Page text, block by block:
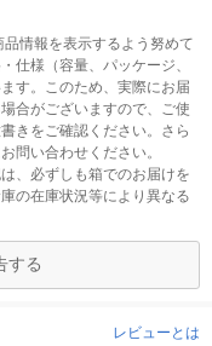
情報を表示するよう努めて
仕様（容量、パッケージ、
す。このため、実際にお届
合がございますので、ご使
きをご確認ください。さら
問い合わせください。
、必ずしも箱でのお届けを
の在庫状況等により異なる
する
レビューとは